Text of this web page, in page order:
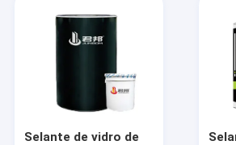
Vedador do silicone de Acetoxy
vedador neutro do silicone
Vedador do silicone da construção
Selante de vidro de